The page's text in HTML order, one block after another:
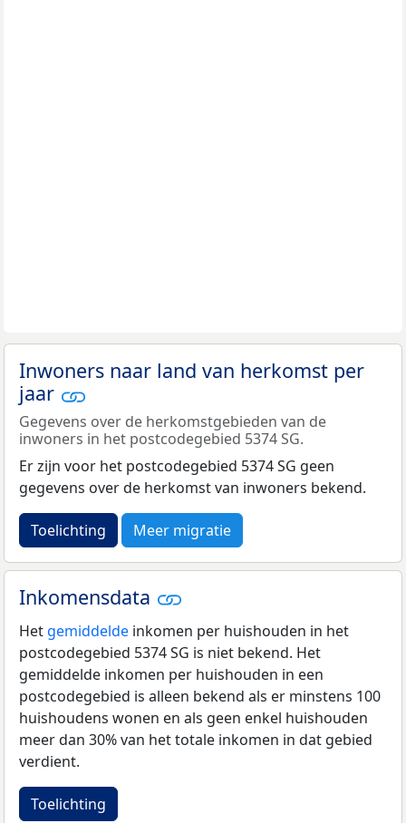
Inwoners naar land van herkomst per
jaar
Gegevens over de herkomstgebieden van de
inwoners in het postcodegebied 5374 SG.
Er zijn voor het postcodegebied 5374 SG geen
gegevens over de herkomst van inwoners bekend.
Toelichting Meer migratie
Inkomensdata
Het gemiddelde inkomen per huishouden in het
postcodegebied 5374 SG is niet bekend. Het
gemiddelde inkomen per huishouden in een
postcodegebied is alleen bekend als er minstens 100
huishoudens wonen en als geen enkel huishouden
meer dan 30% van het totale inkomen in dat gebied
verdient.
Toelichting